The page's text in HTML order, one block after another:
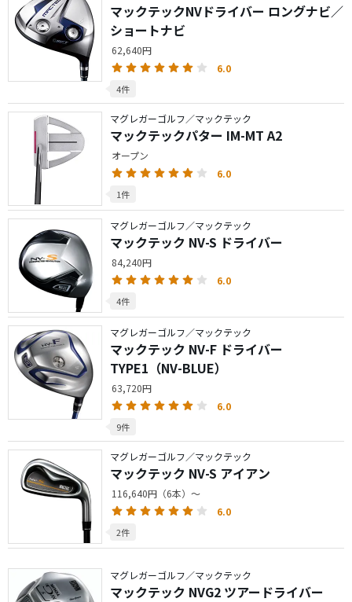
マックテックNVドライバー ロングナビ／
ショートナビ
62,640円
6.0
4件
マグレガーゴルフ／マックテック
マックテックパター IM-MT A2
オープン
6.0
1件
マグレガーゴルフ／マックテック
マックテック NV-S ドライバー
84,240円
6.0
4件
マグレガーゴルフ／マックテック
マックテック NV-F ドライバー
TYPE1（NV-BLUE）
63,720円
6.0
9件
マグレガーゴルフ／マックテック
マックテック NV-S アイアン
116,640円（6本）～
6.0
2件
マグレガーゴルフ／マックテック
マックテック NVG2 ツアードライバー